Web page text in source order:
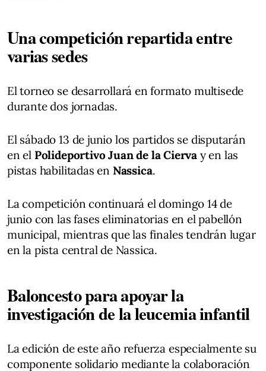
Una competición repartida entre
varias sedes
El torneo se desarrollará en formato multisede
durante dos jornadas.
El sábado 13 de junio los partidos se disputarán
en el Polideportivo Juan de la Cierva y en las
pistas habilitadas en Nassica.
La competición continuará el domingo 14 de
junio con las fases eliminatorias en el pabellón
municipal, mientras que las finales tendrán lugar
en la pista central de Nassica.
Baloncesto para apoyar la
investigación de la leucemia infantil
La edición de este año refuerza especialmente su
componente solidario mediante la colaboración